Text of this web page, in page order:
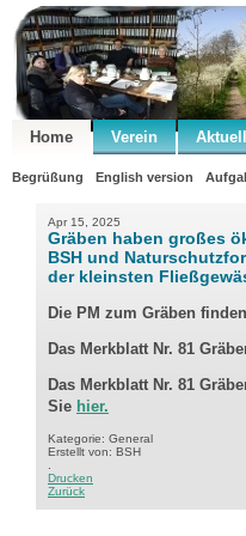
Home Verein
Begrüßung English version
Apr 15, 2025
Gräben haben großes
BSH und
der kleinsten
Die PM zum Gräben
Das Merkblatt Nr. 81
Das Merkblatt Nr. 81
Sie hier.
Kategorie: General
Erstellt von: BSH
Drucken
Zurück